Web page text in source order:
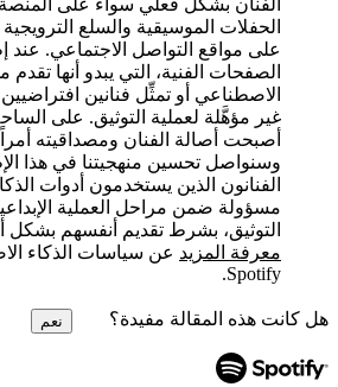
الفنان بشكل فعلي سواء على المنصة
الحفلات الموسيقية والسلع
على مواقع التواصل الاجتماعي. عند
الصفحات الفنية، التي يبدو أنها
الاصطناعي أو تمثِّل فنانين
غير مؤهَّلة لعملية التوثيق. على
أصبحت أصالة الفنان ومصداقيته
وسنواصل تحسين منهجيتنا في هذا
الفنانون الذين يستخدمون أدوات
مسؤولة ضمن مراحل العملية
التوثيق، بشرط تقديم أنفسهم
معرفة المزيد عن سياسات الذكاء
Spotify.
هل كانت هذه المقالة مفيدة؟ نعم